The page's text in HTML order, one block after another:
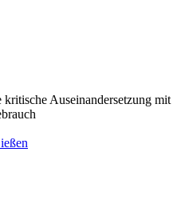
Auseinandersetzung mit